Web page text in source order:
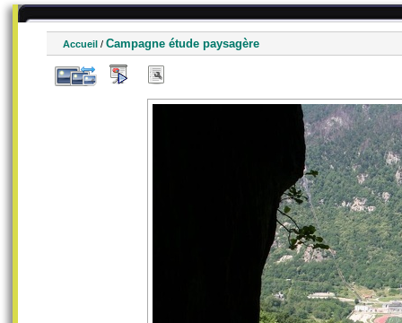
Accueil / Campagne étude paysagère